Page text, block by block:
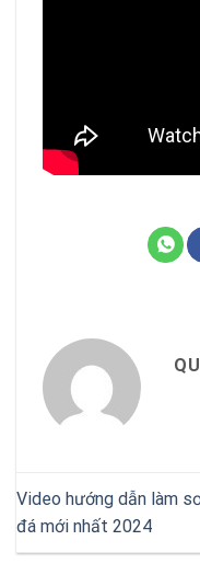
Video hướng dẫn làm
đá mới nhất 2024